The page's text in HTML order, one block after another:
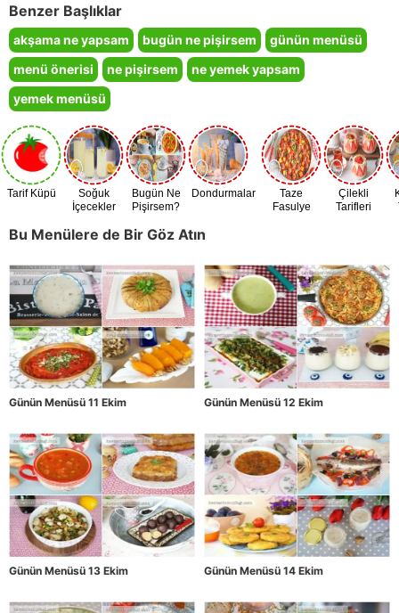
Benzer Başlıklar
akşama ne yapsam bugün ne pişirsem
günün menüsü
menü önerisi
ne pişirsem
ne yemek yapsam
yemek menüsü
Tarif Küpü
Soğuk
İçecekler
Bugün Ne
Pişirsem?
Dondurmalar
Taze
Fasulye
Çilekli
Tarifleri
Bu Menülere de Bir Göz Atın
Günün Menüsü 11 Ekim Günün Menüsü 12 Ekim
Günün Menüsü 13 Ekim Günün Menüsü 14 Ekim